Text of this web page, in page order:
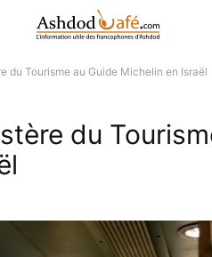
du Tourisme au Guide Michelin en Israël
du